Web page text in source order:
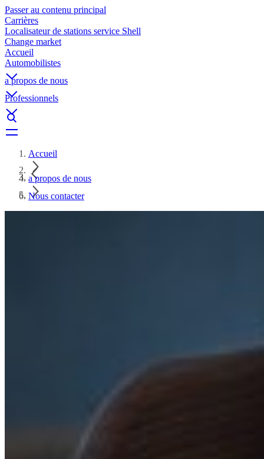
Passer au contenu principal
Carrières
Localisateur de stations service Shell
Change market
Accueil
Automobilistes
a propos de nous
Professionnels
Accueil
a propos de nous
Nous contacter